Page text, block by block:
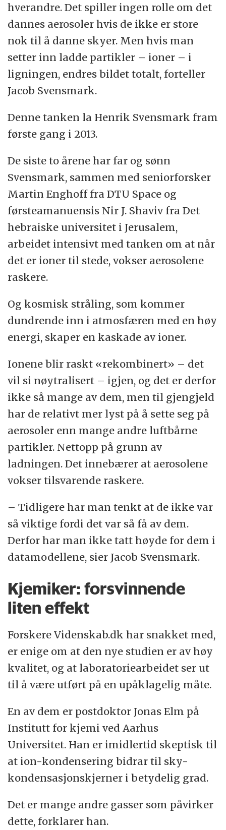
hverandre. Det spiller ingen rolle om det
dannes aerosoler hvis de ikke er store
nok til å danne skyer. Men hvis man
setter inn ladde partikler – ioner – i
ligningen, endres bildet totalt, forteller
Jacob Svensmark.
Denne tanken la Henrik Svensmark fram
første gang i 2013.
De siste to årene har far og sønn
Svensmark, sammen med seniorforsker
Martin Enghoff fra DTU Space og
førsteamanuensis Nir J. Shaviv fra Det
hebraiske universitet i Jerusalem,
arbeidet intensivt med tanken om at når
det er ioner til stede, vokser aerosolene
raskere.
Og kosmisk stråling, som kommer
dundrende inn i atmosfæren med en høy
energi, skaper en kaskade av ioner.
Ionene blir raskt «rekombinert» – det
vil si nøytralisert – igjen, og det er derfor
ikke så mange av dem, men til gjengjeld
har de relativt mer lyst på å sette seg på
aerosoler enn mange andre luftbårne
partikler. Nettopp på grunn av
ladningen. Det innebærer at aerosolene
vokser tilsvarende raskere.
– Tidligere har man tenkt at de ikke var
så viktige fordi det var så få av dem.
Derfor har man ikke tatt høyde for dem i
datamodellene, sier Jacob Svensmark.
Kjemiker: forsvinnende
liten effekt
Forskere Videnskab.dk har snakket med,
er enige om at den nye studien er av høy
kvalitet, og at laboratoriearbeidet ser ut
til å være utført på en upåklagelig måte.
En av dem er postdoktor Jonas Elm på
Institutt for kjemi ved Aarhus
Universitet. Han er imidlertid skeptisk til
at ion-kondensering bidrar til sky-
kondensasjonskjerner i betydelig grad.
Det er mange andre gasser som påvirker
dette, forklarer han.